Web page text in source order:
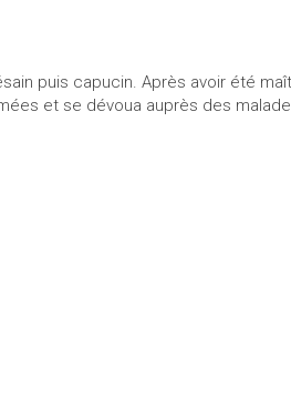
puis capucin. Après avoir été
et se dévoua auprès des